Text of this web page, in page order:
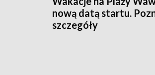
nową datą startu.
szczegóły